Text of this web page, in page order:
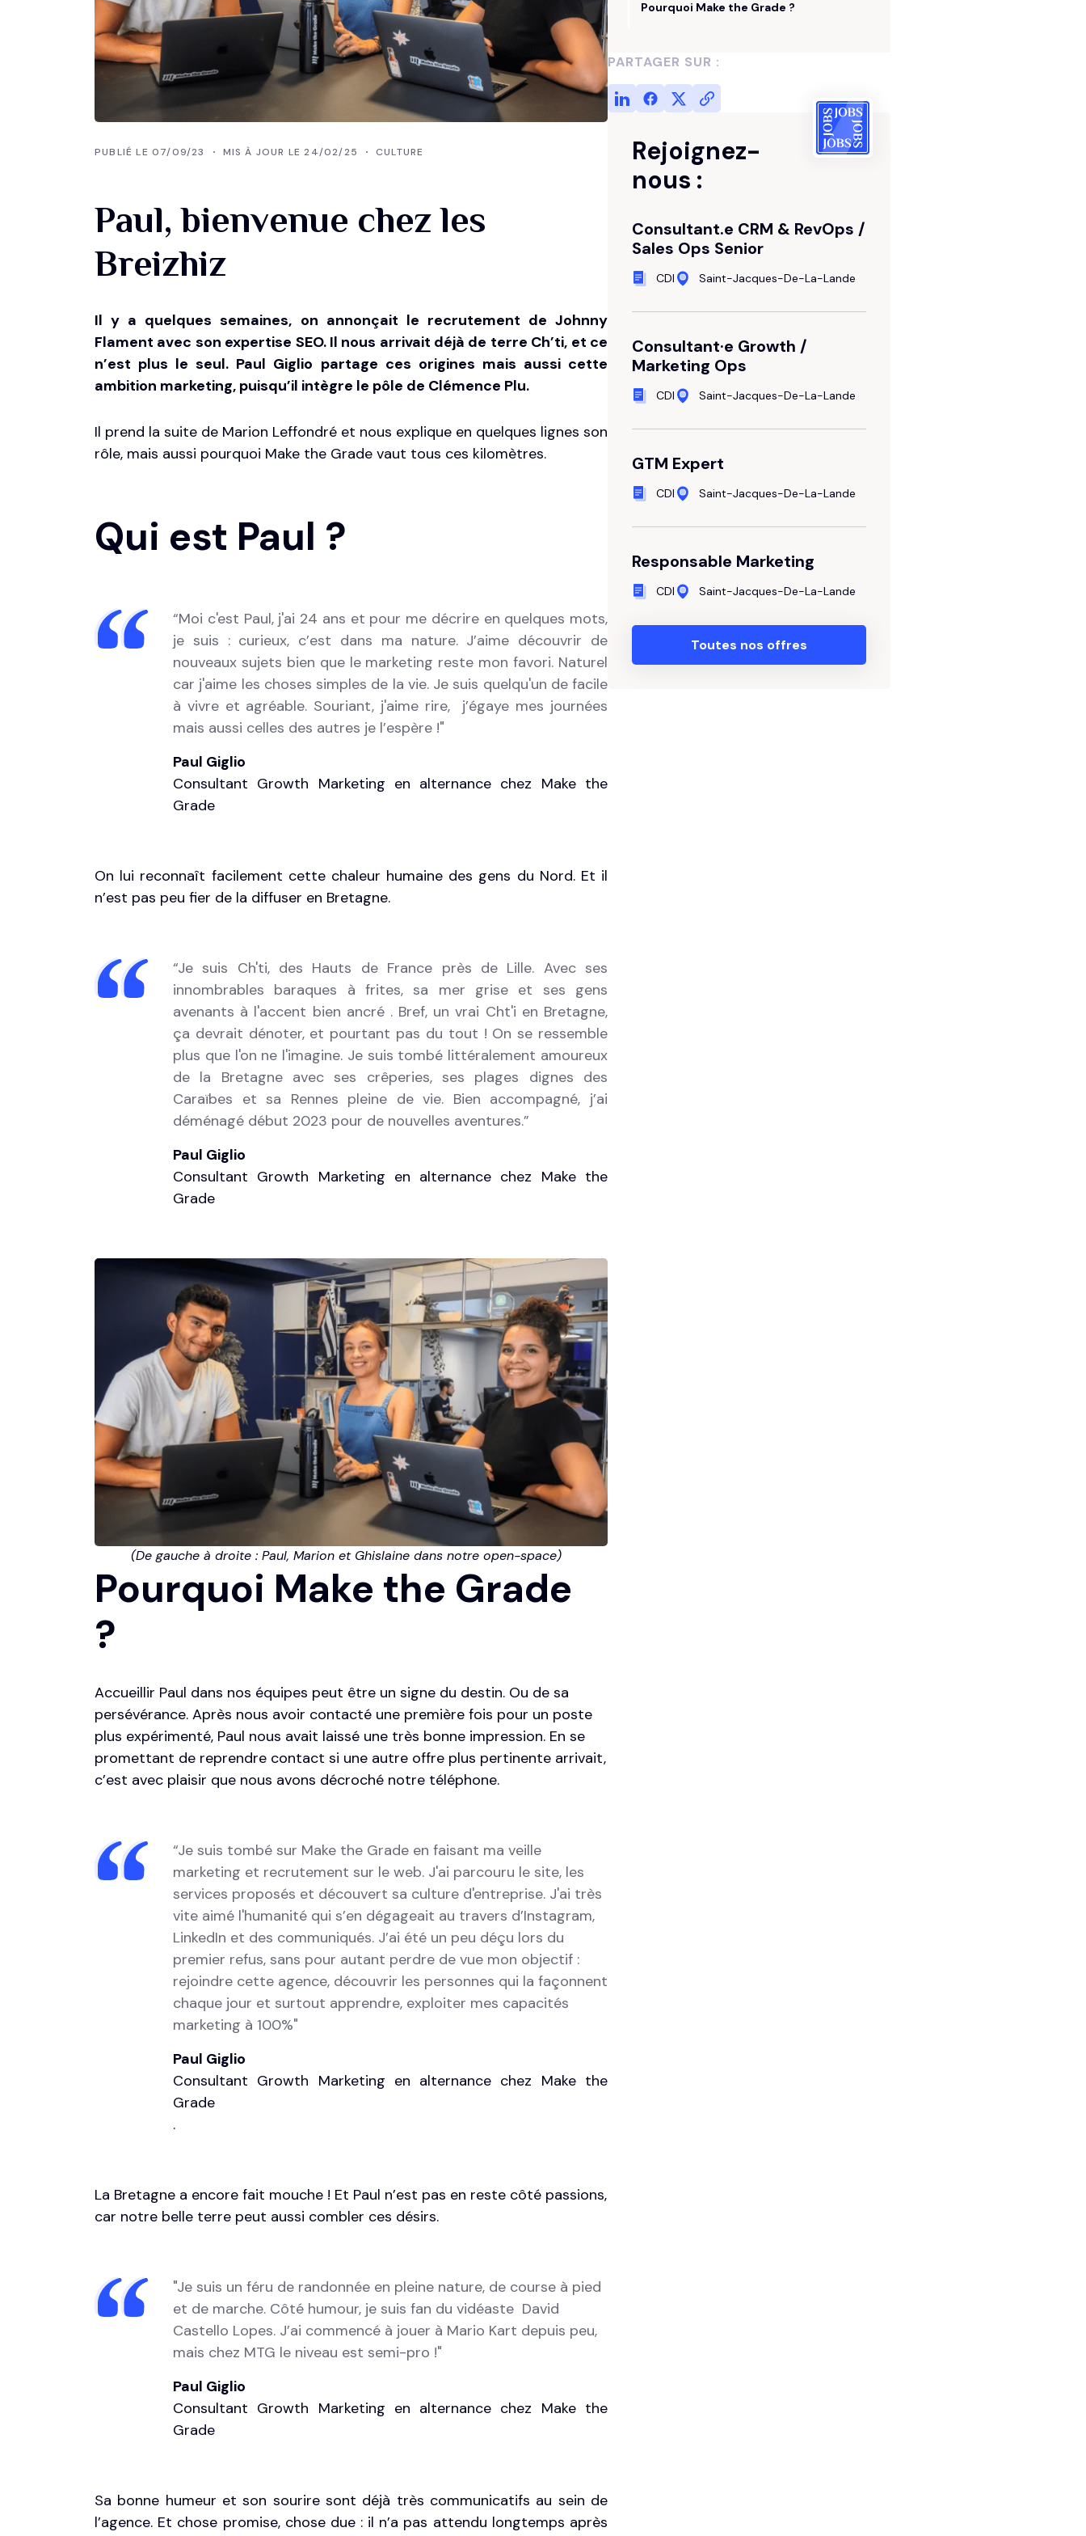
Entretenez vos données CRM
Optimisez vos fonctionnalités
Découvrir notre expertise
Diffusez le bon message
Captivez vos prospects
Stratégie Réseaux Sociaux
Maîtrisez votre e-réputation
PUBLIÉ LE 07/09/23 MIS À JOUR LE 24/02/25 CULTURE
Paul, bienvenue chez les
Breizhiz
Il y a quelques semaines, on annonçait le recrutement de Johnny
Flament avec son expertise SEO. Il nous arrivait déjà de terre Ch’ti, et ce
n’est plus le seul. Paul Giglio partage ces origines mais aussi cette
ambition marketing, puisqu’il intègre le pôle de Clémence Plu.
Il prend la suite de Marion Leffondré et nous explique en quelques lignes son
rôle, mais aussi pourquoi Make the Grade vaut tous ces kilomètres.
Qui est Paul ?
“Moi c'est Paul, j'ai 24 ans et pour me décrire en quelques mots,
je suis : curieux, c’est dans ma nature. J’aime découvrir de
nouveaux sujets bien que le marketing reste mon favori. Naturel
car j'aime les choses simples de la vie. Je suis quelqu'un de facile
à vivre et agréable. Souriant, j'aime rire, j’égaye mes journées
mais aussi celles des autres je l’espère !"
Paul Giglio
Consultant Growth Marketing en alternance chez Make the
Grade
On lui reconnaît facilement cette chaleur humaine des gens du Nord. Et il
n’est pas peu fier de la diffuser en Bretagne.
“Je suis Ch'ti, des Hauts de France près de Lille. Avec ses
innombrables baraques à frites, sa mer grise et ses gens
avenants à l'accent bien ancré . Bref, un vrai Cht'i en Bretagne,
ça devrait dénoter, et pourtant pas du tout ! On se ressemble
plus que l'on ne l'imagine. Je suis tombé littéralement amoureux
de la Bretagne avec ses crêperies, ses plages dignes des
Caraïbes et sa Rennes pleine de vie. Bien accompagné, j’ai
déménagé début 2023 pour de nouvelles aventures.”
Paul Giglio
Consultant Growth Marketing en alternance chez Make the
Grade
         (De gauche à droite : Paul, Marion et Ghislaine dans notre open-space)
Pourquoi Make the Grade
?
Accueillir Paul dans nos équipes peut être un signe du destin. Ou de sa
persévérance. Après nous avoir contacté une première fois pour un poste
plus expérimenté, Paul nous avait laissé une très bonne impression. En se
promettant de reprendre contact si une autre offre plus pertinente arrivait,
c’est avec plaisir que nous avons décroché notre téléphone.
“Je suis tombé sur Make the Grade en faisant ma veille
marketing et recrutement sur le web. J'ai parcouru le site, les
services proposés et découvert sa culture d'entreprise. J'ai très
vite aimé l'humanité qui s’en dégageait au travers d’Instagram,
LinkedIn et des communiqués. J’ai été un peu déçu lors du
premier refus, sans pour autant perdre de vue mon objectif :
rejoindre cette agence, découvrir les personnes qui la façonnent
chaque jour et surtout apprendre, exploiter mes capacités
marketing à 100%"
Paul Giglio
Consultant Growth Marketing en alternance chez Make the
Grade
.
La Bretagne a encore fait mouche ! Et Paul n’est pas en reste côté passions,
car notre belle terre peut aussi combler ces désirs.
"Je suis un féru de randonnée en pleine nature, de course à pied
et de marche. Côté humour, je suis fan du vidéaste David
Castello Lopes. J’ai commencé à jouer à Mario Kart depuis peu,
mais chez MTG le niveau est semi-pro !"
Paul Giglio
Consultant Growth Marketing en alternance chez Make the
Grade
Sa bonne humeur et son sourire sont déjà très communicatifs au sein de
l’agence. Et chose promise, chose due : il n’a pas attendu longtemps après
Pourquoi Make the Grade ?
PARTAGER SUR :
Rejoignez-
nous :
Consultant.e CRM & RevOps /
Sales Ops Senior
CDI Saint-Jacques-De-La-Lande
Consultant·e Growth /
Marketing Ops
CDI Saint-Jacques-De-La-Lande
GTM Expert
CDI Saint-Jacques-De-La-Lande
Responsable Marketing
CDI Saint-Jacques-De-La-Lande
Toutes nos offres